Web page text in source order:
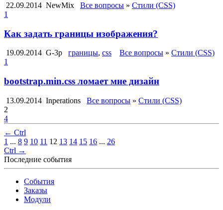
22.09.2014 NewMix Все вопросы » Стили (CSS)
1
Как задать границы изображения?
19.09.2014 G-3p границы, css Все вопросы » Стили (CSS)
1
bootstrap.min.css ломает мне дизайн
13.09.2014 Inperations Все вопросы » Стили (CSS)
2
4
← Ctrl
1 ... 8 9 10 11 12 13 14 15 16 ... 26
Ctrl →
Последние события
События
Заказы
Модули